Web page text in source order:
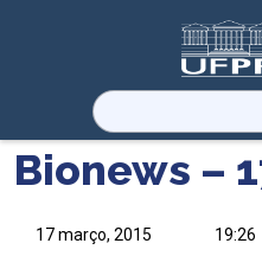
Pesquisar
por:
Bionews –
17 março, 2015 19:26